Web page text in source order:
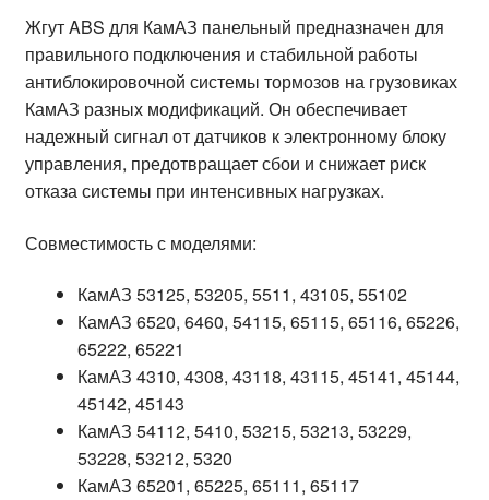
Жгут ABS для КамАЗ панельный предназначен для
правильного подключения и стабильной работы
антиблокировочной системы тормозов на грузовиках
КамАЗ разных модификаций. Он обеспечивает
надежный сигнал от датчиков к электронному блоку
управления, предотвращает сбои и снижает риск
отказа системы при интенсивных нагрузках.
Совместимость с моделями:
КамАЗ 53125, 53205, 5511, 43105, 55102
КамАЗ 6520, 6460, 54115, 65115, 65116, 65226,
65222, 65221
КамАЗ 4310, 4308, 43118, 43115, 45141, 45144,
45142, 45143
КамАЗ 54112, 5410, 53215, 53213, 53229,
53228, 53212, 5320
КамАЗ 65201, 65225, 65111, 65117